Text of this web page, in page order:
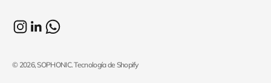
© 2026, SOPHONIC.Tecnología de Shopify